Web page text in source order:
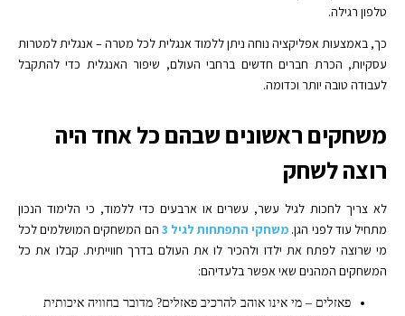
טלפון רגילה.
כך, באמצעות אפליקציה נוחה ניתן ללמוד אנגלית לכל מטרה – אנגלית למטרות
עסקיות, הכרת חברים חדשים ברחבי העולם, שיפור האנגלית כדי להתקבל
לעבודה טובה יותר וכדומה.
משחקים ראשונים שבהם כל אחד היה
רוצה לשחק
לא צריך לחכות לגיל עשר, עשרים או ארבעים כדי ללמוד, כי הלימוד הנכון
מתחיל עוד לפני הגן. משחקי התפתחות לגיל 3
הם המשחקים המושלמים לכל
מי שרוצה לפתח את ילדו ולהכיר לו את העולם בדרך חווייתית. קבלו את כל
המשחקים המהנים שאי אפשר בלעדיהם:
פאזלים – מי אינו אוהב להרכיב פאזלים? מדובר בחוויה איכותית